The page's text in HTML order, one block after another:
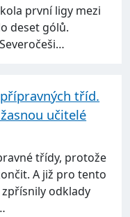
první ligy mezi
deset gólů.
tříd.
učitelé
třídy, protože
A již pro tento
odklady